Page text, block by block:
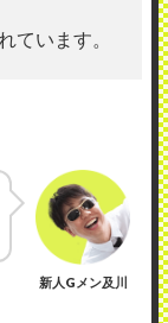
ています。
新人Gメン及川